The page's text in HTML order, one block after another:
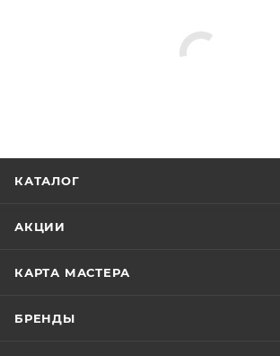
КАТАЛОГ
АКЦИИ
КАРТА МАСТЕРА
БРЕНДЫ